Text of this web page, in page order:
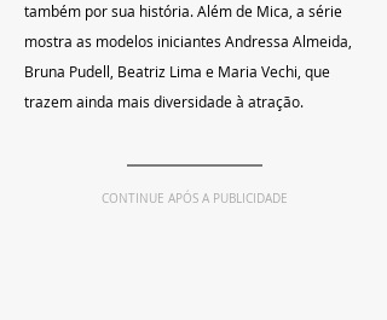
também por sua história. Além de Mica, a série
mostra as modelos iniciantes Andressa Almeida,
Bruna Pudell, Beatriz Lima e Maria Vechi, que
trazem ainda mais diversidade à atração.
CONTINUE APÓS A PUBLICIDADE